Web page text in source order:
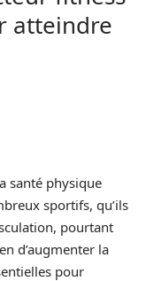
atteindre
santé physique
sportifs, qu’ils
pourtant
d’augmenter la
pour